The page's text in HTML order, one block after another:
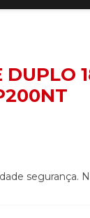
DUPLO
segurança.